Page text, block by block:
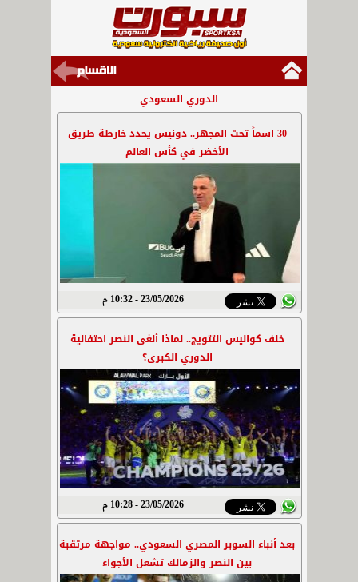
الدوري السعودي
30 اسماً تحت المجهر.. دونيس يحدد خارطة طريق
الأخضر في كأس العالم
23/05/2026 - 10:32 م
خلف كواليس التتويج.. لماذا ألغى النصر احتفالية
الدوري الكبرى؟
23/05/2026 - 10:28 م
بعد أنباء السوبر المصري السعودي.. مواجهة مرتقبة
بين النصر والزمالك تشعل الأجواء